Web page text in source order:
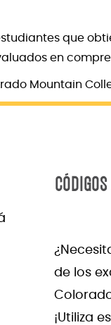
que
en
Mountain
de los
¡Utiliza